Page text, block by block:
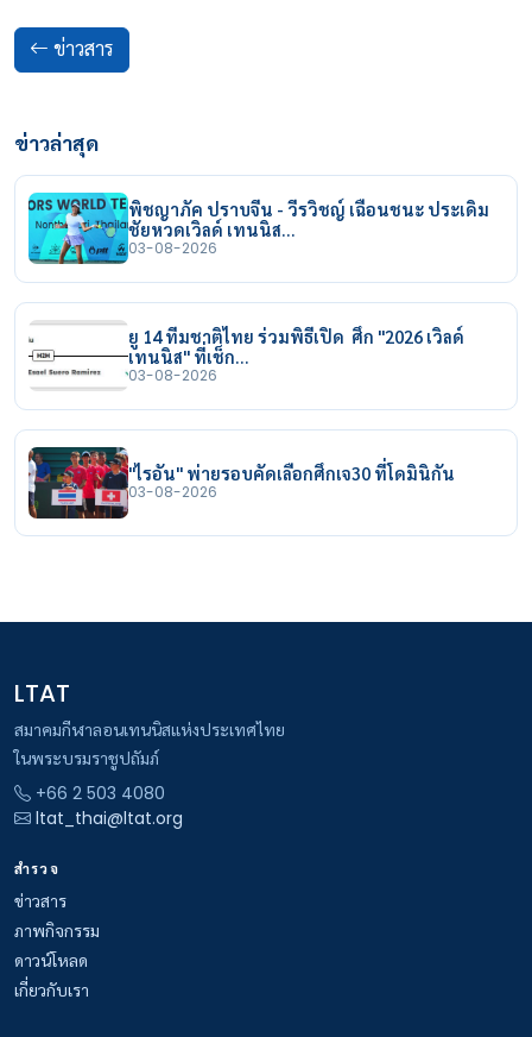
ข่าวสาร
ข่าวล่าสุด
พิชญาภัค ปราบจีน - วีรวิชญ์ เฉือนชนะ ประเดิม
ชัยหวดเวิลด์ เทนนิส…
03-08-2026
ยู 14 ทีมชาติไทย ร่วมพิธีเปิด ศึก "2026 เวิลด์
เทนนิส" ที่เช็ก…
03-08-2026
"ไรอัน" พ่ายรอบคัดเลือกศึกเจ30 ที่โดมินิกัน
03-08-2026
LTAT
สมาคมกีฬาลอนเทนนิสแห่งประเทศไทย
ในพระบรมราชูปถัมภ์
+66 2 503 4080
ltat_thai@ltat.org
สำรวจ
ข่าวสาร
ภาพกิจกรรม
ดาวน์โหลด
เกี่ยวกับเรา